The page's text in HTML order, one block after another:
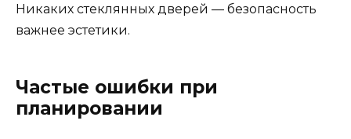
Никаких стеклянных дверей — безопасность
важнее эстетики.
Частые ошибки при
планировании